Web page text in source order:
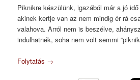
Piknikre készülünk, igazából már a jó
akinek kertje van az nem mindig ér rá
valahova. Arról nem is beszélve,
indulhatnék, soha nem volt semmi
Folytatás →